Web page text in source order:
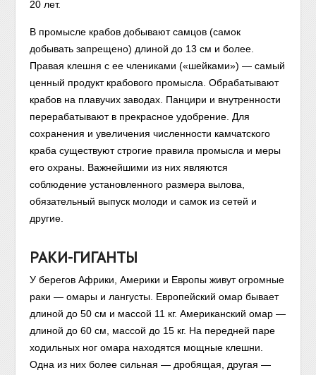
20 лет.
В промысле крабов добывают самцов (самок
добывать запрещено) длиной до 13 см и более.
Правая клешня с ее члениками («шейками») — самый
ценный продукт крабового промысла. Обрабатывают
крабов на плавучих заводах. Панцири и внутренности
перерабатывают в прекрасное удобрение. Для
сохранения и увеличения численности камчатского
краба существуют строгие правила промысла и меры
его охраны. Важнейшими из них являются
соблюдение установленного размера вылова,
обязательный выпуск молоди и самок из сетей и
другие.
РАКИ-ГИГАНТЫ
У берегов Африки, Америки и Европы живут огромные
раки — омары и лангусты. Европейский омар бывает
длиной до 50 см и массой 11 кг. Американский омар —
длиной до 60 см, массой до 15 кг. На передней паре
ходильных ног омара находятся мощные клешни.
Одна из них более сильная — дробящая, другая —